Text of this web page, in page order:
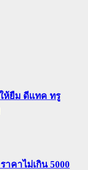
ห้ยืม ดีแทค ทรู
าคาไม่เกิน 5000